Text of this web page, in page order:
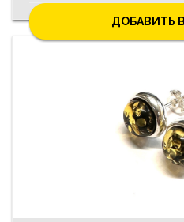
ДОБАВИТЬ